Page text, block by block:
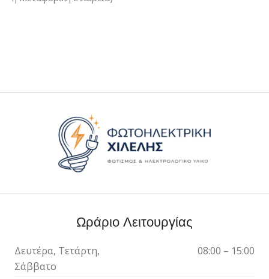
Ωράριο Λειτουργίας
Δευτέρα, Τετάρτη,
Σάββατο
08:00 – 15:00